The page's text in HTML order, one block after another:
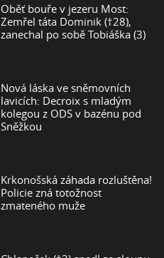
Oběť bouře v jezeru Most:
Zemřel táta Dominik (†28),
zanechal po sobě Tobiáška (3)
Nová láska ve sněmovních
lavicích: Decroix s mladým
kolegou z ODS v bazénu pod
Sněžkou
Krkonošská záhada rozluštěna!
Policie zná totožnost
zmateného muže